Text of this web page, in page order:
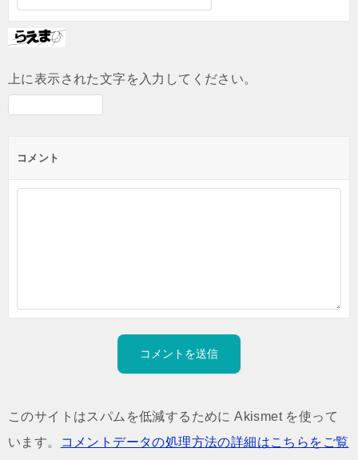
上に表示された文字を入力してください。
コメント
このサイトはスパムを低減するために Akismet を使って
います。
コメントデータの処理方法の詳細はこちらをご覧